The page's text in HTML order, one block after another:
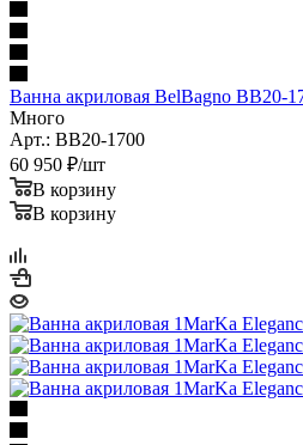
Ванна акриловая BelBagno BB20-
Много
Арт.: BB20-1700
60 950₽/шт
В корзину